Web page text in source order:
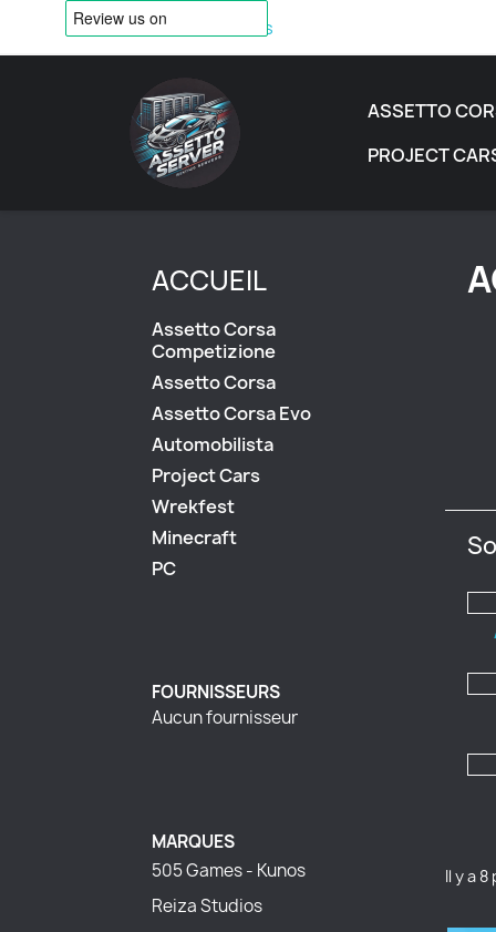
Contactez-nous
ASSETTO
PROJECT
ACCUEIL
Assetto Corsa
Competizione
Assetto Corsa
Assetto Corsa Evo
Automobilista
Project Cars
Wrekfest
Minecraft
PC
FOURNISSEURS
Aucun fournisseur
MARQUES
505 Games - Kunos
Reiza Studios
Il y a